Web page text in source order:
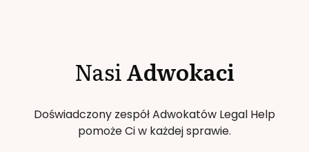
NasiAdwokaci
Doświadczony zespół Adwokatów Legal Help
pomoże Ci w każdej sprawie.